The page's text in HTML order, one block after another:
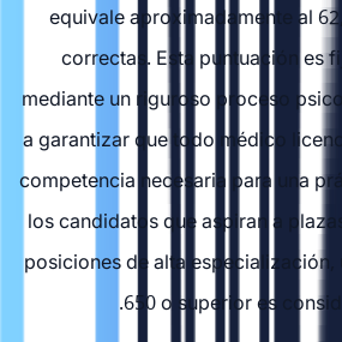
equivale aproximadamente al
correctas. Esta puntuación es
mediante un riguroso proceso
a garantizar que todo médico
competencia necesaria para una
los candidatos que aspiran a
posiciones de alta
650 o superior es